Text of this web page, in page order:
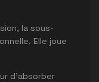
la sous-
Elle joue
d'absorber